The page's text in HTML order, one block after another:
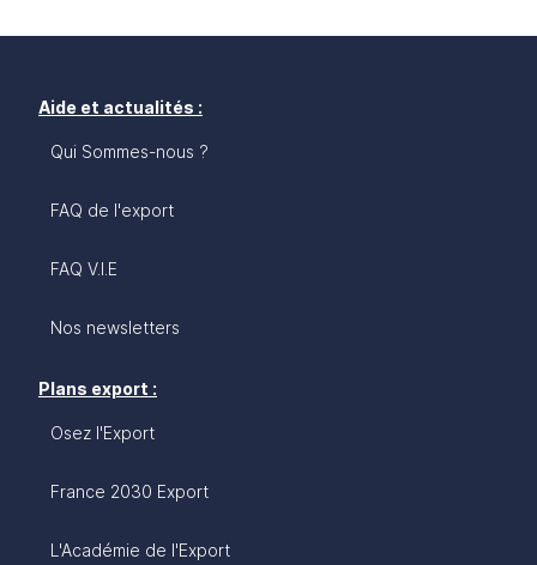
Aide et actualités :
Qui Sommes-nous ?
FAQ de l'export
FAQ V.I.E
Nos newsletters
Plans export :
Osez l'Export
France 2030 Export
L'Académie de l'Export